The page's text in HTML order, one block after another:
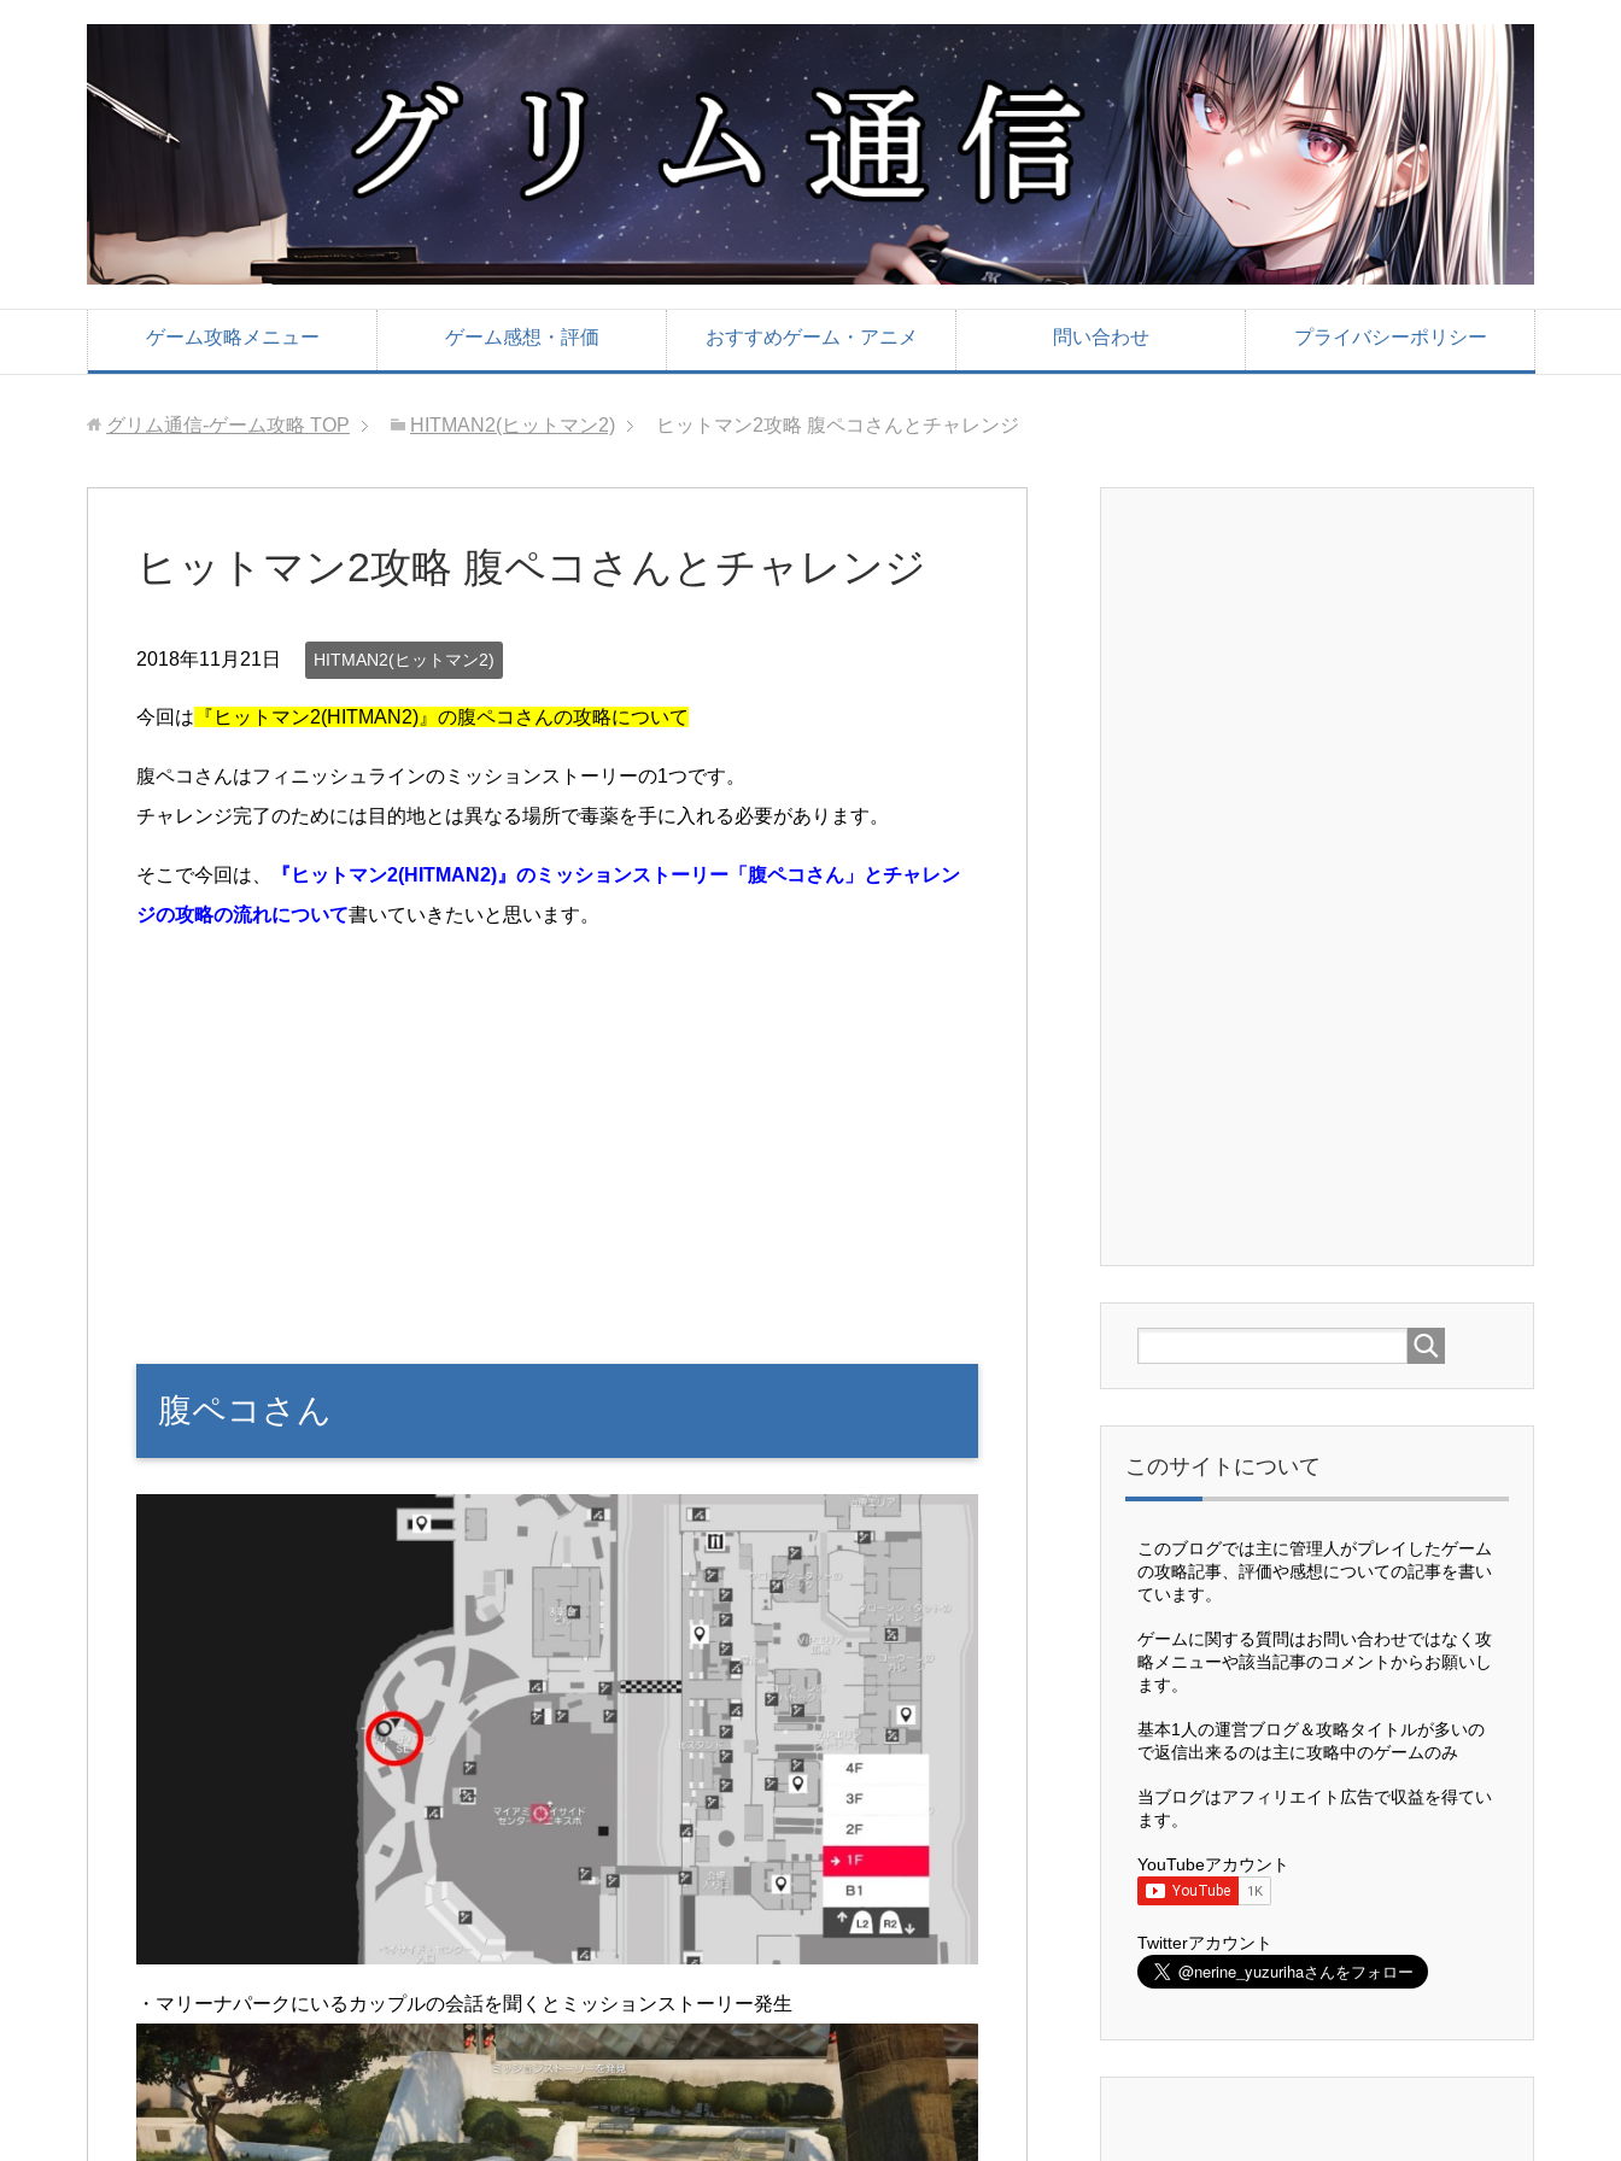
ゲーム攻略メニュー ゲーム感想・評価 おすすめゲーム・アニメ 問い合わせ プライバシーポリシー
グリム通信-ゲーム攻略 TOP HITMAN2(ヒットマン2) ヒットマン2攻略 腹ペコさんとチャレンジ
ヒットマン2攻略 腹ペコさんとチャレンジ
2018年11月21日 HITMAN2(ヒットマン2)
今回は 『ヒットマン2(HITMAN2)』の腹ペコさんの攻略について
腹ペコさんはフィニッシュラインのミッションストーリーの1つです。
チャレンジ完了のためには目的地とは異なる場所で毒薬を手に入れる必要があります。
そこで今回は、
『ヒットマン2(HITMAN2)』のミッションストーリー「腹ペコさん」とチャレン
ジの攻略の流れについて書いていきたいと思います。
腹ペコさん
・マリーナパークにいるカップルの会話を聞くとミッションストーリー発生
このサイトについて
このブログでは主に管理人がプレイしたゲーム
の攻略記事、評価や感想についての記事を書い
ています。
ゲームに関する質問はお問い合わせではなく攻
略メニューや該当記事のコメントからお願いし
ます。
基本1人の運営ブログ＆攻略タイトルが多いの
で返信出来るのは主に攻略中のゲームのみ
当ブログはアフィリエイト広告で収益を得てい
ます。
YouTubeアカウント
Twitterアカウント